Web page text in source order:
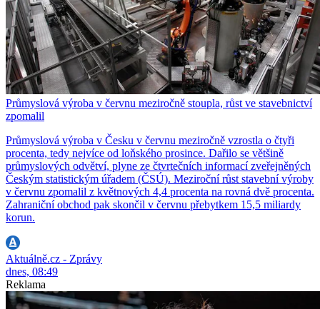
Průmyslová výroba v červnu meziročně stoupla, růst ve stavebnictví
zpomalil
Průmyslová výroba v Česku v červnu meziročně vzrostla o čtyři
procenta, tedy nejvíce od loňského prosince. Dařilo se většině
průmyslových odvětví, plyne ze čtvrtečních informací zveřejněných
Českým statistickým úřadem (ČSÚ). Meziroční růst stavební výroby
v červnu zpomalil z květnových 4,4 procenta na rovná dvě procenta.
Zahraniční obchod pak skončil v červnu přebytkem 15,5 miliardy
korun.
Aktuálně.cz - Zprávy
dnes, 08:49
Reklama